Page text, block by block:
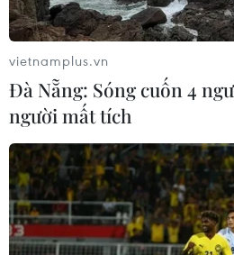
năm 2010, bị nước cuốn trôi,
thấy thi thể của cháu sau hơn 2
vietnamplus.vn
Đà Nẵng: Sóng cuốn 4
người mất tích